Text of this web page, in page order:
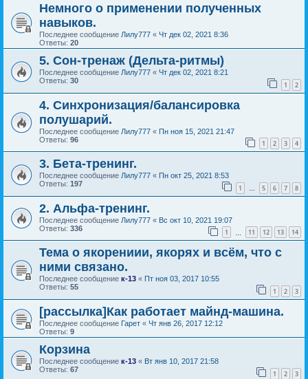
Немного о применении полученных
навыков.
Последнее сообщение Лилу777 « Чт дек 02, 2021 8:36
Ответы: 20
5. Сон-тренаж (Дельта-ритмы)
Последнее сообщение Лилу777 « Чт дек 02, 2021 8:21
Ответы: 30 1 2
4. Синхронизация/балансировка
полушарий.
Последнее сообщение Лилу777 « Пн ноя 15, 2021 21:47
Ответы: 96 1 2 3 4
3. Бета-тренинг.
Последнее сообщение Лилу777 « Пн окт 25, 2021 8:53
Ответы: 197 1 … 5 6 7 8
2. Альфа-тренинг.
Последнее сообщение Лилу777 « Вс окт 10, 2021 19:07
Ответы: 336 1 11 12 13 14
Тема о якорениии, якорях и всём, что с
ними связано.
Последнее сообщение к-13 « Пт ноя 03, 2017 10:55
Ответы: 55 1 2 3
[рассылка]Как работает майнд-машина.
Последнее сообщение Гарет « Чт янв 26, 2017 12:12
Ответы: 9
Корзина
Последнее сообщение к-13 « Вт янв 10, 2017 21:58
Ответы: 67 1 2 3